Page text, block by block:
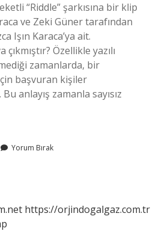
“Riddle” şarkısına bir klip
ve Zeki Güner tarafından
Işın Karaca’ya ait.
Özellikle yazılı
zamanlarda, bir
başvuran kişiler
anlayış zamanla sayısız
Yorum Bırak
https://orjindogalgaz.com.tr